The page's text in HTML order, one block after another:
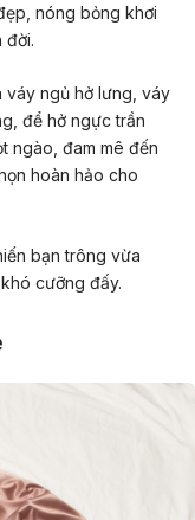
nóng bỏng khơi
đời.
váy ngủ hở lưng, váy
để hở ngực trần
ngào, đam mê đến
hoàn hảo cho
bạn trông vừa
cưỡng đấy.